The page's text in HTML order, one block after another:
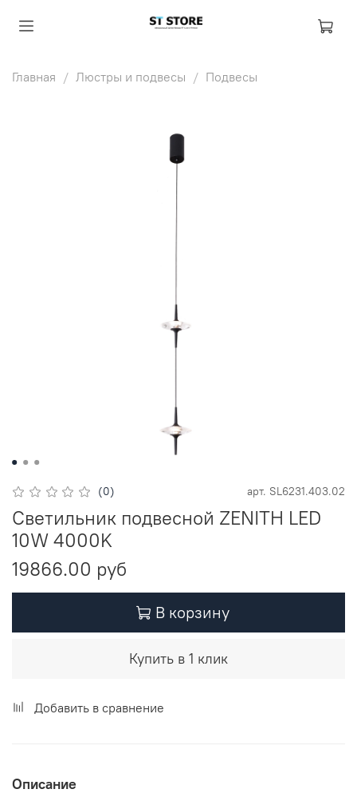
Главная Люстры и подвесы Подвесы
(0) арт. SL6231.403.02
Светильник подвесной ZENITH LED
10W 4000K
19866.00 руб
В корзину
Купить в 1 клик
Добавить в сравнение
Описание